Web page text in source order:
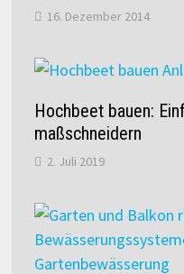
16. Dezember 2014
Hochbeet bauen:
maßschneidern
2. Juli 2019